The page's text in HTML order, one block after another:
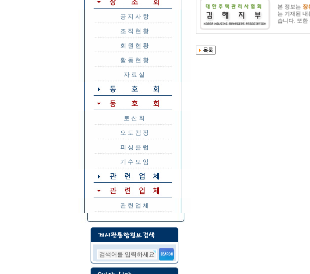
공 지 사 항
조 직 현 황
회 원 현 황
활 동 현 황
자 료 실
토 산 회
오 토 캠 핑
피 싱 클 럽
기 수 모 임
관 련 업 체
본 정보는 장
는 기재된 내
습니다. 또한